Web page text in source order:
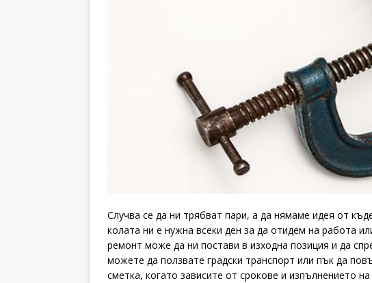
Случва се да ни трябват пари, а да нямаме идея от
колата ни е нужна всеки ден за да отидем на работа
ремонт може да ни постави в изходна позиция и да
можете да ползвате градски транспорт или пък да
сметка, когато зависите от срокове и изпълнението